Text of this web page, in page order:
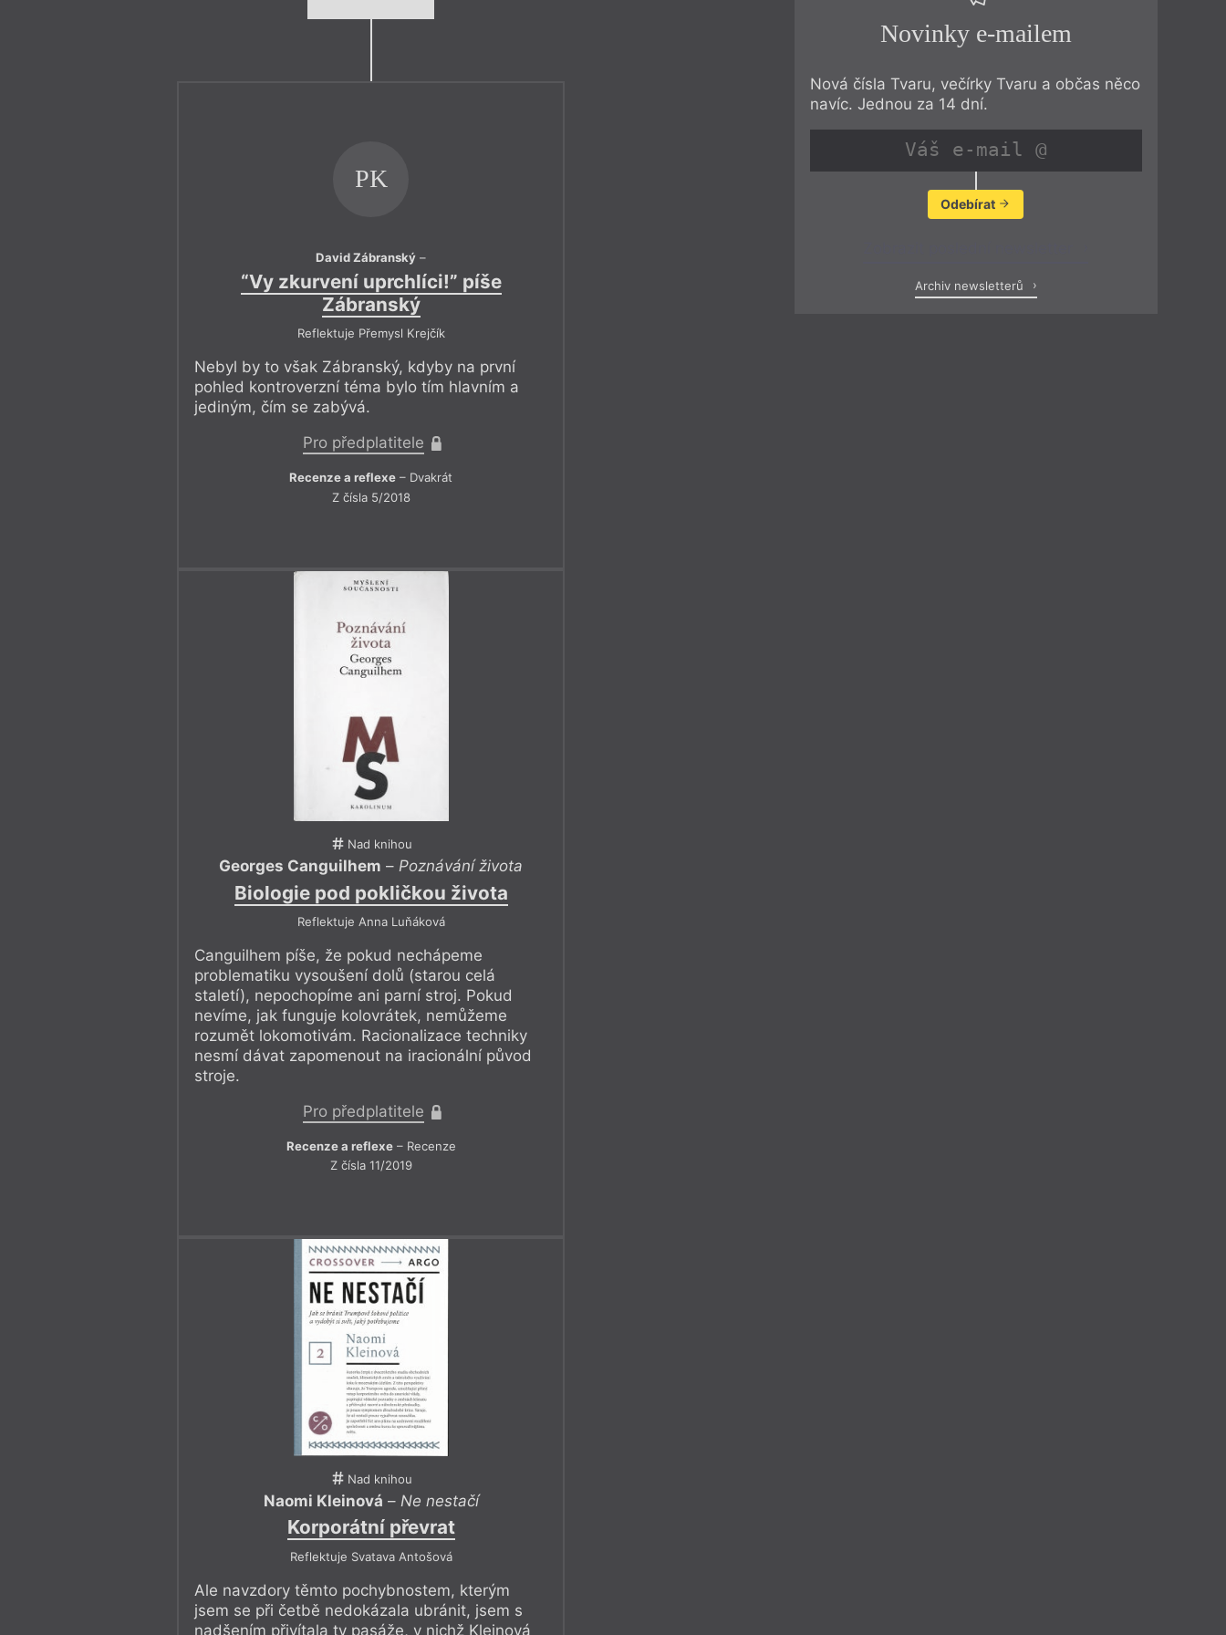
PK
David Zábranský –
“Vy zkurvení uprchlíci!” píše
Zábranský
Reflektuje Přemysl Krejčík
Nebyl by to však Zábranský, kdyby na první
pohled kontroverzní téma bylo tím hlavním a
jediným, čím se zabývá.
Pro předplatitele
Recenze a reflexe – Dvakrát
Z čísla 5/2018
Nad knihou
Georges Canguilhem –Poznávání života
Biologie pod pokličkou života
Reflektuje Anna Luňáková
Canguilhem píše, že pokud nechápeme
problematiku vysoušení dolů (starou celá
staletí), nepochopíme ani parní stroj. Pokud
nevíme, jak funguje kolovrátek, nemůžeme
rozumět lokomotivám. Racionalizace techniky
nesmí dávat zapomenout na iracionální původ
stroje.
Pro předplatitele
Recenze a reflexe– Recenze
Z čísla 11/2019
Nad knihou
Naomi Kleinová – Ne nestačí
Korporátní převrat
Reflektuje Svatava Antošová
Ale navzdory těmto pochybnostem, kterým
jsem se při četbě nedokázala ubránit, jsem s
nadšením přivítala ty pasáže, v nichž Kleinová
Novinky e-mailem
Nová čísla Tvaru, večírky Tvaru a občas něco
navíc. Jednou za 14 dní.
Odebírat
Archiv newsletterů